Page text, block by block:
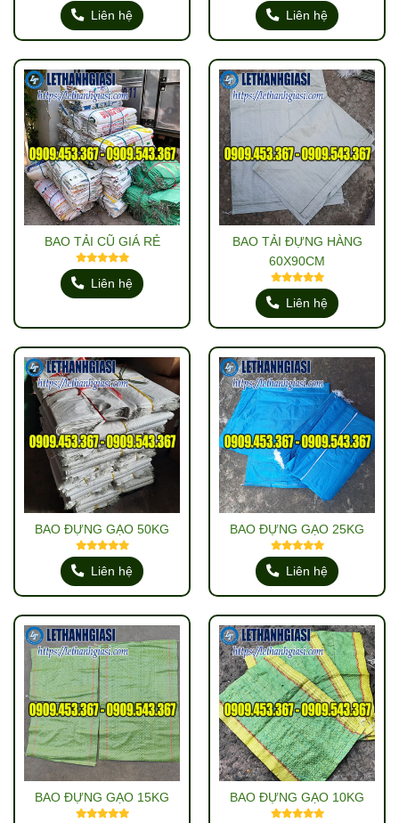
Liên hệ Liên hệ
BAO TẢI CŨ GIÁ RẺ
Liên hệ
BAO TẢI ĐỰNG HÀNG
60X90CM
Liên hệ
BAO ĐỰNG GẠO 50KG
Liên hệ
BAO ĐỰNG GẠO 25KG
Liên hệ
BAO ĐỰNG GẠO 15KG BAO ĐỰNG GẠO 10KG